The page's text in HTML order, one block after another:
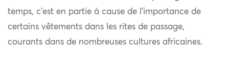
temps, c’est en partie à cause de l’importance de
certains vêtements dans les rites de passage,
courants dans de nombreuses cultures africaines.